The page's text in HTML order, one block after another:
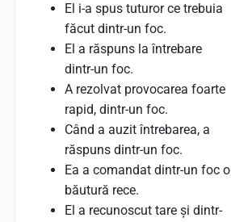
El i-a spus tuturor ce trebuia
făcut dintr-un foc.
El a răspuns la întrebare
dintr-un foc.
A rezolvat provocarea foarte
rapid, dintr-un foc.
Când a auzit întrebarea, a
răspuns dintr-un foc.
Ea a comandat dintr-un foc o
băutură rece.
El a recunoscut tare și dintr-